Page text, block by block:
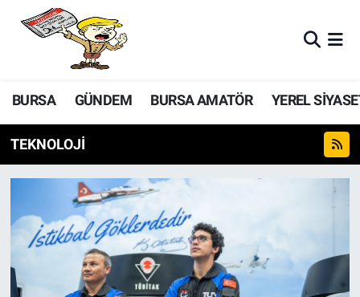
BURSA GÜNDEM BURSA AMATÖR YEREL
TEKNOLOJİ